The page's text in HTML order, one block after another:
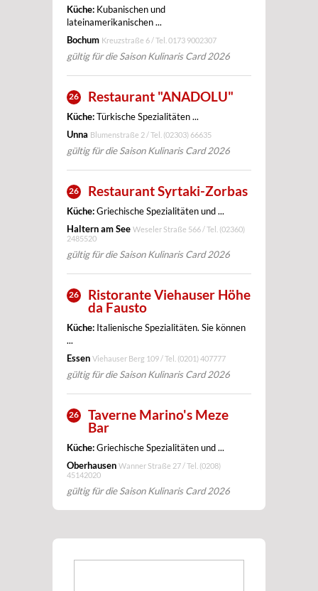
Küche: Kubanischen und
lateinamerikanischen ...
Bochum Kreuzstraße 6 / Tel. 0173 9002307
gültig für die Saison Kulinaris Card 2026
26 Restaurant "ANADOLU"
Küche:Türkische Spezialitäten ...
Unna Blumenstraße 2 / Tel. (02303) 66635
gültig für die Saison Kulinaris Card 2026
26 Restaurant Syrtaki-Zorbas
Küche:Griechische Spezialitäten und ...
Haltern am See Weseler Straße 566 / Tel. (02360)
2485520
gültig für die Saison Kulinaris Card 2026
26
Ristorante Viehauser Höhe
da Fausto
Küche: Italienische Spezialitäten. Sie können
...
Essen Viehauser Berg 109 / Tel. (0201) 407777
gültig für die Saison Kulinaris Card 2026
26
Taverne Marino's Meze
Bar
Küche:Griechische Spezialitäten und ...
Oberhausen Wanner Straße 27 / Tel. (0208)
45142020
gültig für die Saison Kulinaris Card 2026